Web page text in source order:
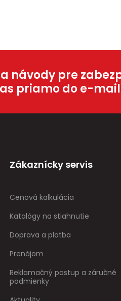
návody pre
priamo do e-
Zákaznícky servis
Cenová kalkulácia
Katalógy na stiahnutie
Doprava a platba
Prenájom
Reklamačný postup a záručné
podmienky